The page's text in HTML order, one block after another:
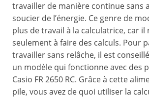
travailler de manière continue sans
soucier de l’énergie. Ce genre de
plus de travail à la calculatrice, car il
seulement à faire des calculs. Pour
travailler sans relâche, il est
un modèle qui fonctionne avec des
Casio FR 2650 RC. Grâce à cette
pile, vous avez de quoi utiliser la